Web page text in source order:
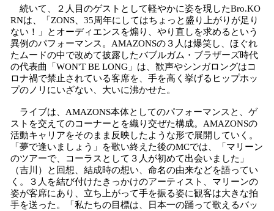
続いて、２人目のゲストとして軽やかに姿を現したBro.KO
RNは、「ZONS、35周年にしてはちょっと盛り上がりが足り
ない！」とオーディエンスを煽り、やり直しを求めるという
異例のパフォーマンス。AMAZONSの３人は爆笑し、ほぐれ
たムードの中で改めて披露したバブルガム・ブラザーズ時代
の代表曲「WON'T BE LONG」は、歓声やシンガロングはコ
ロナ禍で禁止されている客席を、手を高く挙げるヒップホッ
プのノリにいざない、大いに沸かせた。
ライブは、AMAZONS本体としてのパフォーマンスと、ゲ
ストを交えてのコーナーとを織り交ぜた構成。AMAZONSの
活動キャリアをそのまま反映したような形で展開していく。
「夢で逢いましょう」を歌い終えた後のMCでは、「マリーン
のツアーで、コーラスとして３人が初めて出会いました」
（吉川）と回想、結成時の想い、命名の由来などを語ってい
く。３人を結び付けたきっかけのアーティスト、マリーンの
姿が客席にあり、立ち上がって手を振る姿に観客は大きな拍
手を送った。「私たちの目標は、日本一の踊って歌えるバッ